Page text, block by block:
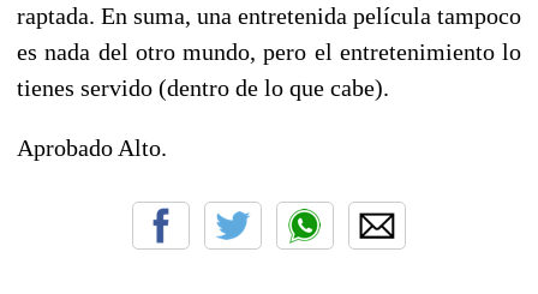
raptada. En suma, una entretenida película tampoco
es nada del otro mundo, pero el entretenimiento lo
tienes servido (dentro de lo que cabe).
Aprobado Alto.